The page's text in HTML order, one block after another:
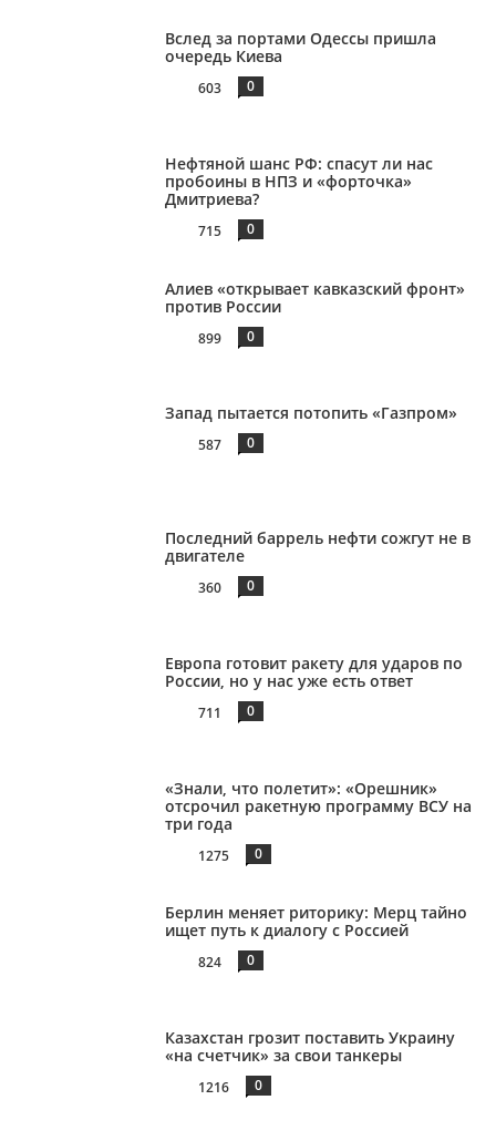
Вслед за портами Одессы пришла
очередь Киева
603 0
Нефтяной шанс РФ: спасут ли нас
пробоины в НПЗ и «форточка»
Дмитриева?
715 0
Алиев «открывает кавказский фронт»
против России
899 0
Запад пытается потопить «Газпром»
587 0
Последний баррель нефти сожгут не в
двигателе
360 0
Европа готовит ракету для ударов по
России, но у нас уже есть ответ
711 0
«Знали, что полетит»: «Орешник»
отсрочил ракетную программу ВСУ на
три года
1275 0
Берлин меняет риторику: Мерц тайно
ищет путь к диалогу с Россией
824 0
Казахстан грозит поставить Украину
«на счетчик» за свои танкеры
1216 0